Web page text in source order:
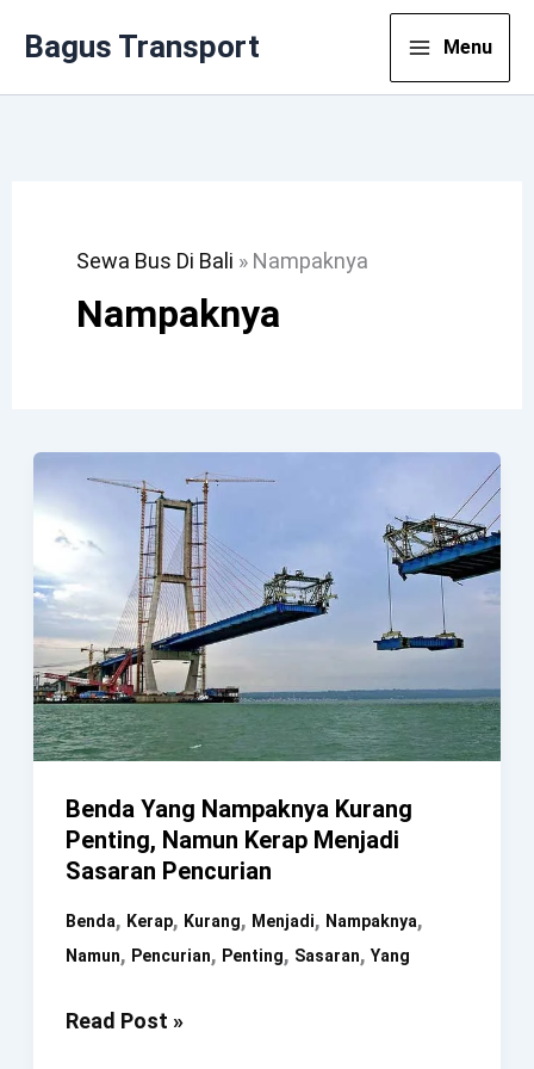
Bagus Transport Menu
Sewa Bus Di Bali » Nampaknya
Nampaknya
Benda Yang Nampaknya Kurang
Penting, Namun Kerap Menjadi
Sasaran Pencurian
Benda, Kerap, Kurang, Menjadi, Nampaknya,
Namun, Pencurian, Penting, Sasaran, Yang
Benda
Read Post »